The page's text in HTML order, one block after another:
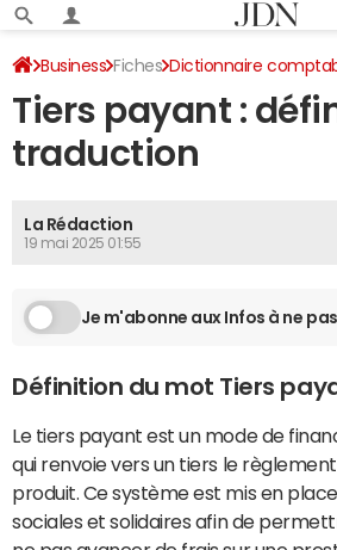
Business Fiches Dictionnaire
Tiers payant :
traduction
La Rédaction
19 mai 2025 01:55
Je m'abonne aux Infos à ne
Définition du mot Tiers
Le tiers payant est un mode de
qui renvoie vers un tiers le
produit. Ce système est mis en
sociales et solidaires afin de